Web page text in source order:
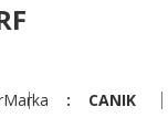
Marka
CANIK